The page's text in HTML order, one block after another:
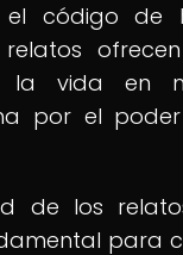
el código de
relatos
la vida en
por el
de los
para